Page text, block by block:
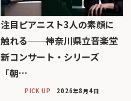
注目ピアニスト3人の素顔に
触れる──神奈川県立音楽堂
新コンサート・シリーズ
「朝…
PICK UP 2026年8月4日